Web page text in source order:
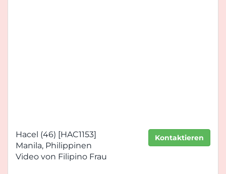
Kontaktieren
Hacel (46) [HAC1153]
Manila, Philippinen
Video von Filipino Frau